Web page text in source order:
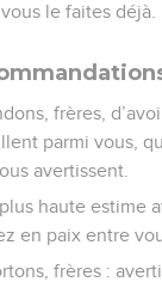
le faites déjà.
frères,
parmi vous,
avertissent.
haute estime
en paix entre
frères :